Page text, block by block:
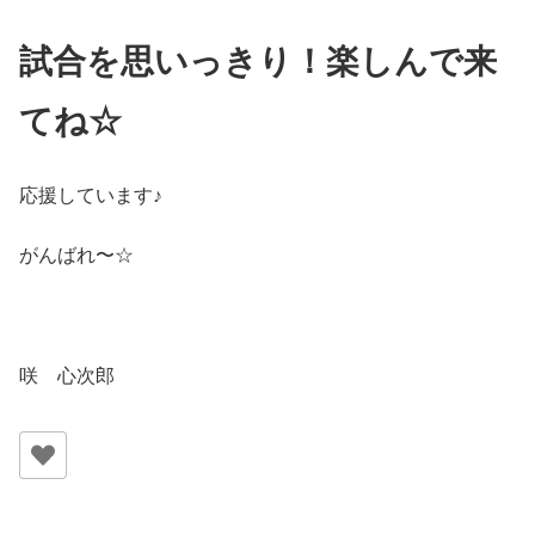
試合を思いっきり！楽しんで来
てね☆
応援しています♪
がんばれ〜☆
咲 心次郎